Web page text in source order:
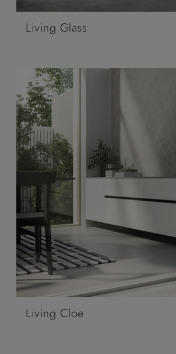
Living Glass
Living Cloe